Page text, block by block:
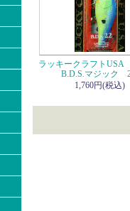
ラッキークラフトUSA
B.D.S.マジック
1,760円(税込)